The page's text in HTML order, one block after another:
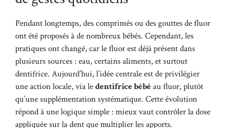
Pendant longtemps, des comprimés ou des gouttes de fluor
ont été proposés à de nombreux bébés. Cependant, les
pratiques ont changé, car le fluor est déjà présent dans
plusieurs sources : eau, certains aliments, et surtout
dentifrice. Aujourd’hui, l’idée centrale est de privilégier
une action locale, via ledentifrice bébéau fluor, plutôt
qu’une supplémentation systématique. Cette évolution
répond à une logique simple : mieux vaut contrôler la dose
appliquée sur la dent que multiplier les apports.